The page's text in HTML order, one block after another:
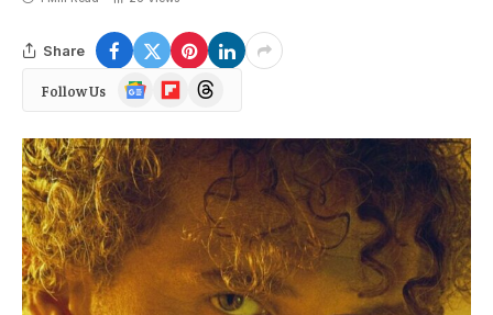
Share
Follow Us
Google
News
FlipboardThreads